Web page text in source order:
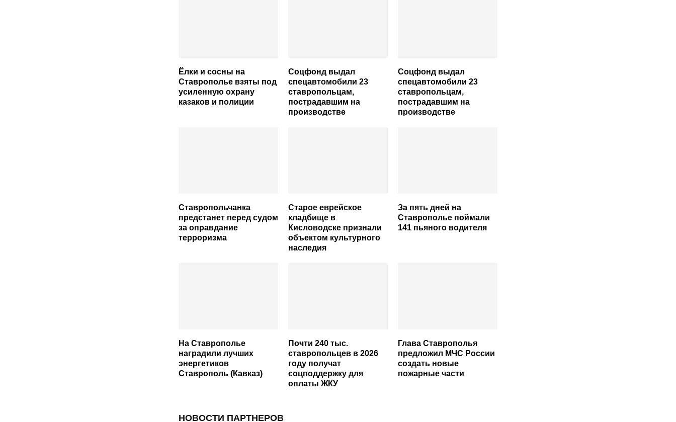
Ёлки и сосны на
Ставрополье взяты под
усиленную охрану
казаков и полиции
Соцфонд выдал
спецавтомобили 23
ставропольцам,
пострадавшим на
производстве
Соцфонд выдал
спецавтомобили 23
ставропольцам,
пострадавшим на
производстве
Ставропольчанка
предстанет перед судом
за оправдание
терроризма
Старое еврейское
кладбище в
Кисловодске признали
объектом культурного
наследия
За пять дней на
Ставрополье поймали
141 пьяного водителя
На Ставрополье
наградили лучших
энергетиков
Ставрополь (Кавказ)
Почти 240 тыс.
ставропольцев в 2026
году получат
соцподдержку для
оплаты ЖКУ
Глава Ставрополья
предложил МЧС России
создать новые
пожарные части
НОВОСТИ ПАРТНЕРОВ